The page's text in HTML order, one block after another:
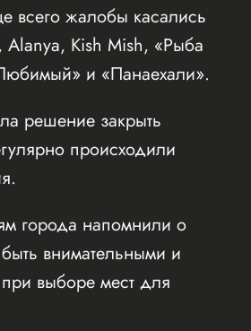
всего жалобы касались
Alanya, Kish Mish, «Рыба
и «Панаехали».
решение закрыть
происходили
города напомнили о
внимательными и
при выборе мест для